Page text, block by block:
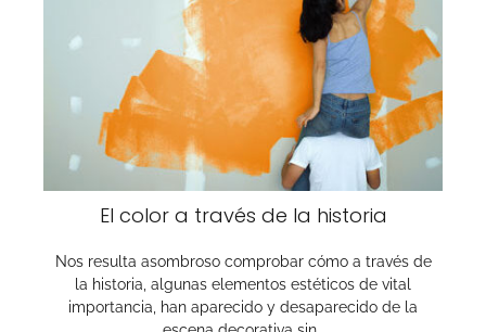
El color a través de la historia
Nos resulta asombroso comprobar cómo a través de
la historia, algunas elementos estéticos de vital
importancia, han aparecido y desaparecido de la